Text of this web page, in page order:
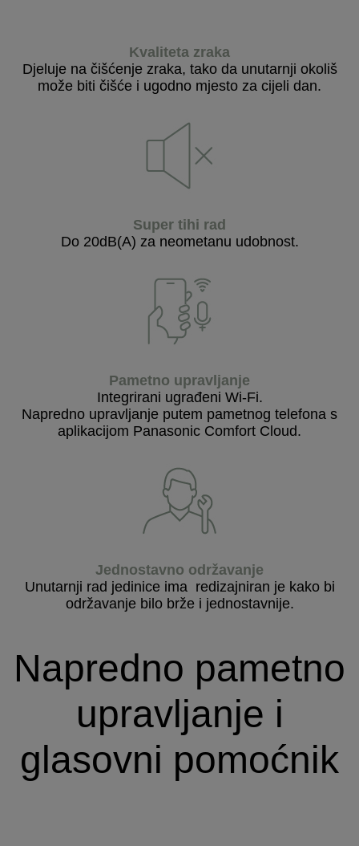
Kvaliteta zraka
Djeluje na čišćenje zraka, tako da unutarnji okoliš
može biti čišće i ugodno mjesto za cijeli dan.
Super tihi rad
Do 20dB(A) za neometanu udobnost.
Pametno upravljanje
Integrirani ugrađeni Wi-Fi.
Napredno upravljanje putem pametnog telefona s
aplikacijom Panasonic Comfort Cloud.
Jednostavno održavanje
Unutarnji rad jedinice ima redizajniran je kako bi
održavanje bilo brže i jednostavnije.
Napredno pametno
upravljanje i
glasovni pomoćnik